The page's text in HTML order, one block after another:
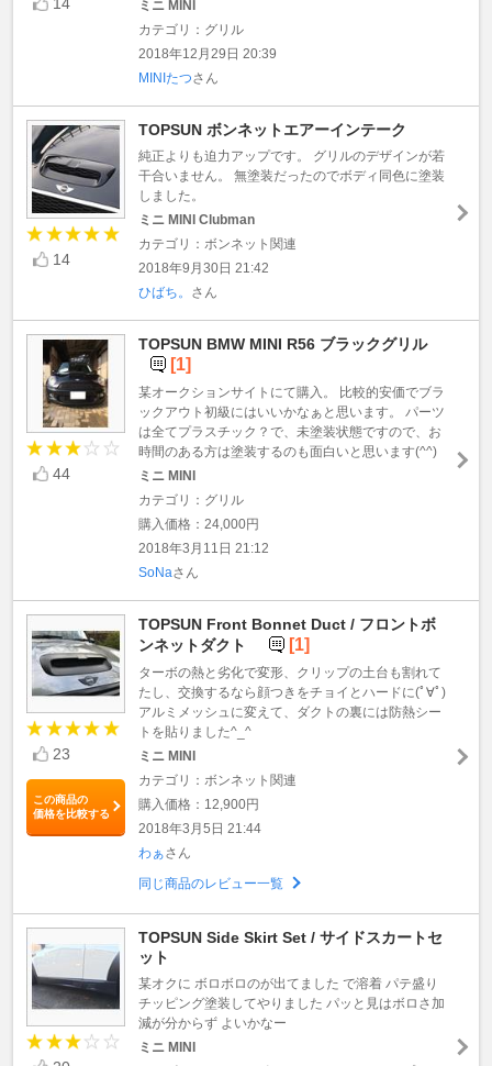
ミニ MINI
カテゴリ：グリル
2018年12月29日 20:39
MINIたつさん
14
TOPSUN ボンネットエアーインテーク
純正よりも迫力アップです。 グリルのデザインが若
干合いません。 無塗装だったのでボディ同色に塗装
しました。
ミニ MINI Clubman
カテゴリ：ボンネット関連
2018年9月30日 21:42
ひばち。 さん
44
TOPSUN BMW MINI R56 ブラックグリル
[1]
某オークションサイトにて購入。 比較的安価でブラ
ックアウト初級にはいいかなぁと思います。 パーツ
は全てプラスチック？で、未塗装状態ですので、お
時間のある方は塗装するのも面白いと思います(^^)
ミニ MINI
カテゴリ：グリル
購入価格：24,000円
2018年3月11日 21:12
SoNaさん
23
この商品の
価格を比較する
TOPSUN Front Bonnet Duct / フロントボ
ンネットダクト
[1]
ターボの熱と劣化で変形、クリップの土台も割れて
たし、交換するなら顔つきをチョイとハードに(ﾟ∀ﾟ)
アルミメッシュに変えて、ダクトの裏には防熱シー
トを貼りました^_^
ミニ MINI
カテゴリ：ボンネット関連
購入価格：12,900円
2018年3月5日 21:44
わぁさん
同じ商品のレビュー一覧
TOPSUN Side Skirt Set / サイドスカートセ
ット
某オクに ボロボロのが出てました で溶着 パテ盛り
チッピング塗装してやりました パッと見はボロさ加
減が分からず よいかなー
ミニ MINI